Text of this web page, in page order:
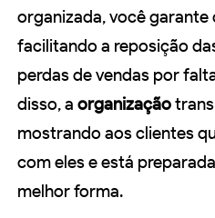
organizada, você garante
facilitando a reposição
perdas de vendas por
disso, a organização
mostrando aos clientes
com eles e está
melhor forma.